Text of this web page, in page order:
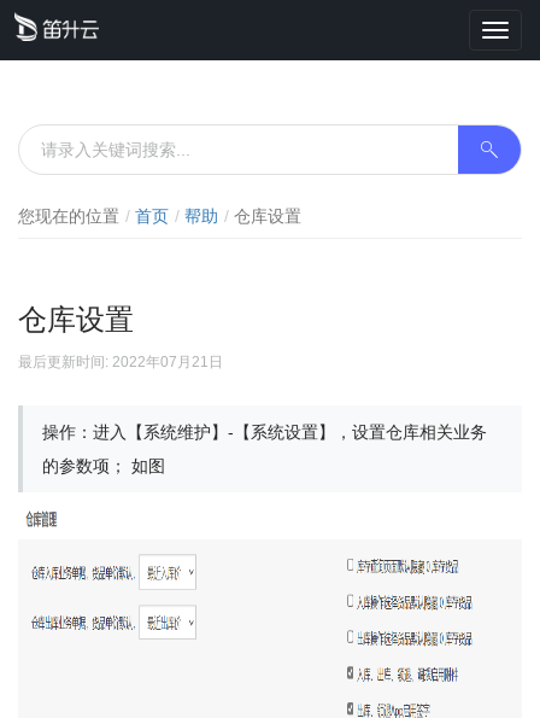
您现在的位置 首页 帮助 仓库设置
仓库设置
最后更新时间: 2022年07月21日
操作：进入【系统维护】-【系统设置】，设置仓库相关业务
的参数项； 如图